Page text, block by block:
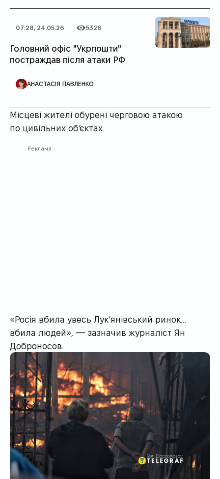
Дата публікації
07:28, 24.05.26
Категорія
Кількість переглядів
5326
Головний офіс "Укрпошти"
постраждав після атаки РФ
АНАСТАСІЯ ПАВЛЕНКО
Місцеві жителі обурені черговою атакою
по цивільних об’єктах.
Реклама
«Росія вбила увесь Лук’янівський ринок…
вбила людей», — зазначив журналіст Ян
Доброносов.